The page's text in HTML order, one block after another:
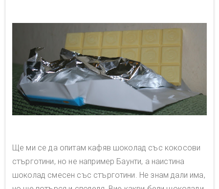
Ще ми се да опитам кафяв шоколад със кокосови
стърготини, но не например Баунти, а наистина
шоколад смесен със стърготини. Не знам дали има,